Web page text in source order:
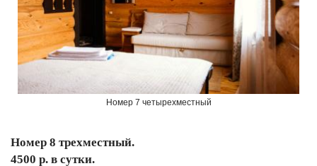
Номер 7 четырехместный
Номер 8 трехместный.
4500 р. в сутки.